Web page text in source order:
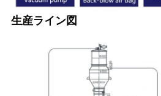
約
生産ライン図